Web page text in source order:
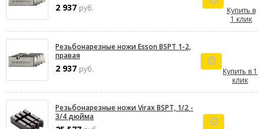
2 937 руб.
Купить в
1 клик
Резьбонарезные ножи Esson BSPT 1-2,
правая
2 937 руб.
Купить в 1
клик
Резьбонарезные ножи Virax BSPT, 1/2 -
3/4 дюйма